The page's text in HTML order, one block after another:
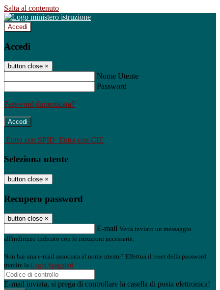
Salta al contenuto
Accedi
Accedi
button close ×
Nome Utente
Password
Password dimenticata?
-
Entra con SPID Entra con CIE
Seleziona utente
button close ×
Recupero password
button close ×
E-mail Verrà inviato un messaggio
all'indirizzo indicato con le istruzioni necessarie.
Non hai una e-mail associata al nome utente? Effettua il reset della password
tramite la Login Spaggiari
E-mail inviata, si prega di controllare la casella di posta elettronica!